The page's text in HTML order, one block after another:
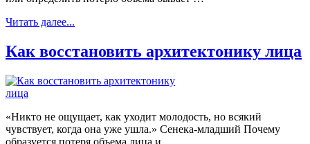
Читать далее...
Как восстановить архитектонику лица
«Никто не ощущает, как уходит молодость, но всякий
чувствует, когда она уже ушла.» Сенека-младший Почему
образуется потеря объема лица и …